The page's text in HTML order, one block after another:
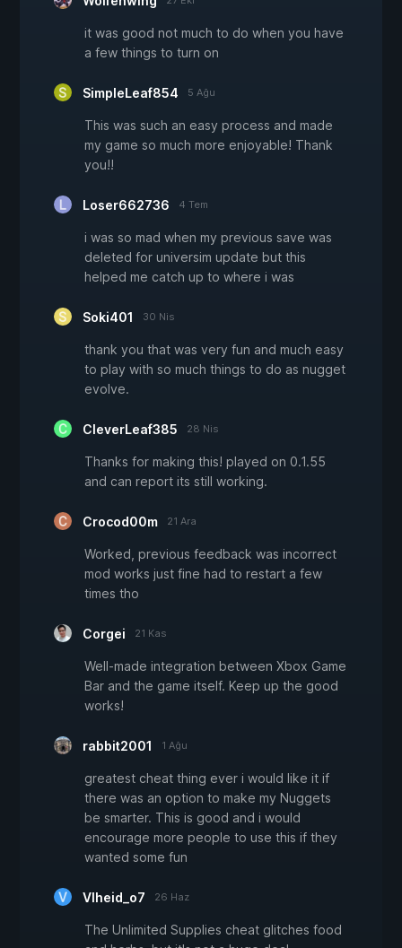
it was good not much to do when you have
a few things to turn on
SimpleLeaf854 5 Ağu
This was such an easy process and made
my game so much more enjoyable! Thank
you!!
Loser662736 4 Tem
i was so mad when my previous save was
deleted for universim update but this
helped me catch up to where i was
Soki401 30 Nis
thank you that was very fun and much easy
to play with so much things to do as nugget
evolve.
CleverLeaf385 28 Nis
Thanks for making this! played on 0.1.55
and can report its still working.
Crocod00m 21 Ara
Worked, previous feedback was incorrect
mod works just fine had to restart a few
times tho
Corgei 21 Kas
Well-made integration between Xbox Game
Bar and the game itself. Keep up the good
works!
rabbit2001 1 Ağu
greatest cheat thing ever i would like it if
there was an option to make my Nuggets
be smarter. This is good and i would
encourage more people to use this if they
wanted some fun
Vlheid_o7 26 Haz
The Unlimited Supplies cheat glitches food